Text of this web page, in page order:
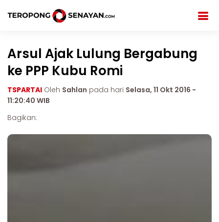
Arsul Ajak Lulung Bergabung
ke PPP Kubu Romi
TSPARTAI Oleh Sahlan pada hari Selasa, 11 Okt 2016 -
11:20:40 WIB
Bagikan: